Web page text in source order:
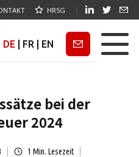
HRSG
DE FR EN Newsletter
bei der
2024
1 Min. Lesezeit